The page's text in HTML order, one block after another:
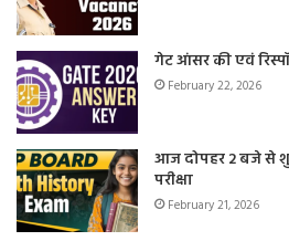
गेट आंसर की एवं
February 22, 2026
आज दोपहर 2 बजे से
परीक्षा
February 21, 2026